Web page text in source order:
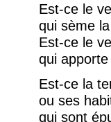
Est-ce le
qui sème
Est-ce le
qui
Est-ce la
ou ses
qui sont